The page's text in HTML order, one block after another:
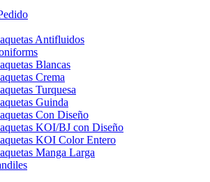
Antifluidos
Blancas
Crema
Turquesa
Guinda
Con Diseño
KOI/BJ con Diseño
KOI Color Entero
Manga Larga